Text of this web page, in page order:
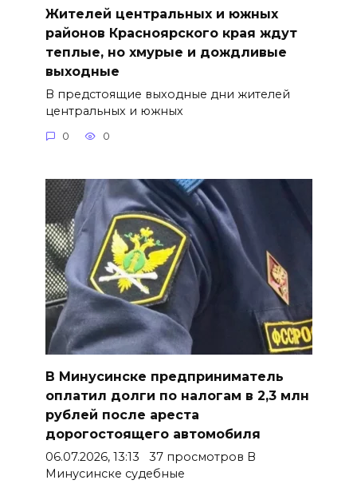
Жителей центральных и южных
районов Красноярского края ждут
теплые, но хмурые и дождливые
выходные
В предстоящие выходные дни жителей
центральных и южных
0 0
В Минусинске предприниматель
оплатил долги по налогам в 2,3 млн
рублей после ареста
дорогостоящего автомобиля
06.07.2026, 13:13 37 просмотров В
Минусинске судебные